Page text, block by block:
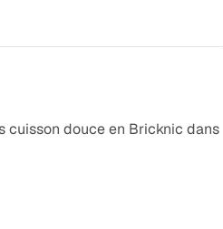
cuisson douce en Bricknic dans